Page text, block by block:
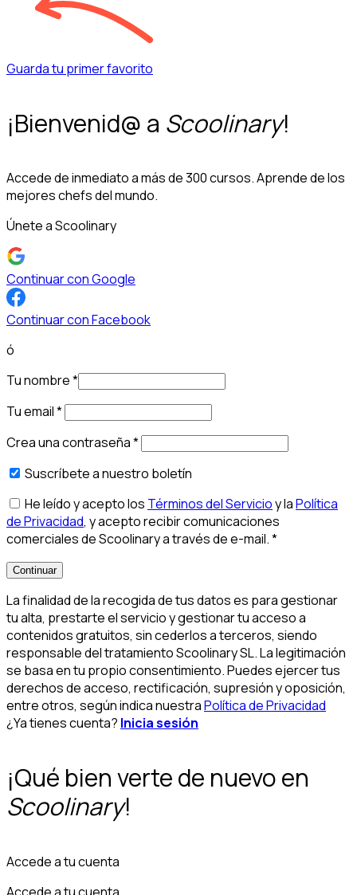
Guarda tu primer favorito
¡Bienvenid@ a Scoolinary!
Accede de inmediato a más de 300 cursos. Aprende de los
mejores chefs del mundo.
Únete a Scoolinary
Continuar con Google
Continuar con Facebook
ó
Tu nombre*
Tu email*
Crea una contraseña*
Suscríbete a nuestro boletín
He leído y acepto los Términos del Servicioy laPolítica
de Privacidad, y acepto recibir comunicaciones
comerciales de Scoolinary a través de e-mail.*
Continuar
La finalidad de la recogida de tus datos es para gestionar
tu alta, prestarte el servicio y gestionar tu acceso a
contenidos gratuitos, sin cederlos a terceros, siendo
responsable del tratamiento Scoolinary SL. La legitimación
se basa en tu propio consentimiento. Puedes ejercer tus
derechos de acceso, rectificación, supresión y oposición,
entre otros, según indica nuestraPolítica de Privacidad
¿Ya tienes cuenta? Inicia sesión
¡Qué bien verte de nuevo en
Scoolinary!
Accede a tu cuenta